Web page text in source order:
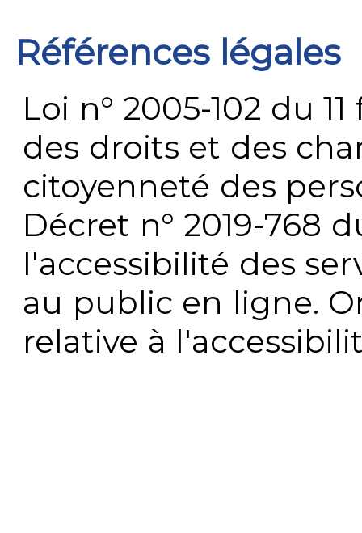
Références légales
Loi n° 2005-102 du
des droits et des
citoyenneté des
Décret n° 2019-768
l'accessibilité des
au public en ligne.
relative à